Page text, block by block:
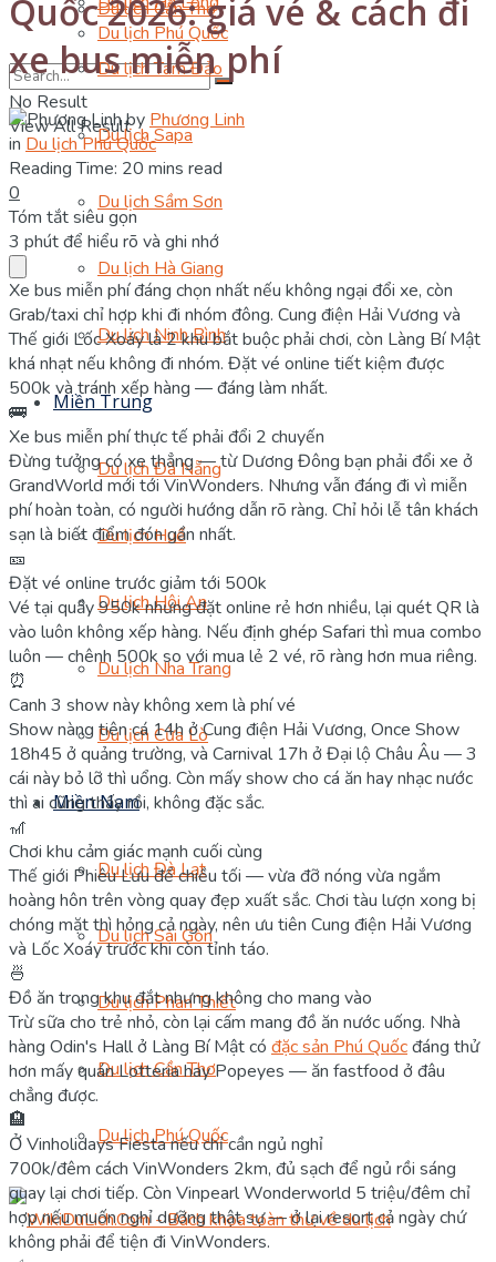
Du lịch Cần Thơ
Du lịch Phú Quốc
No Result
View All Result
Du lịch Tam Đảo
Du lịch Sapa
Du lịch Sầm Sơn
Du lịch Hà Giang
Du lịch Ninh Bình
Miền Trung
Du lịch Đà Nẵng
Du lịch Huế
Du lịch Hội An
Du lịch Nha Trang
Du lịch Cửa Lò
Miền Nam
Du lịch Đà Lạt
Du lịch Sài Gòn
Du lịch Phan Thiết
Du lịch Cần Thơ
Du lịch Phú Quốc
Quốc 2026: giá vé & cách đi
xe bus miễn phí
by Phương Linh
in Du lịch Phú Quốc
Reading Time: 20 mins read
0
Tóm tắt siêu gọn
3 phút để hiểu rõ và ghi nhớ
Xe bus miễn phí đáng chọn nhất nếu không ngại đổi xe, còn
Grab/taxi chỉ hợp khi đi nhóm đông. Cung điện Hải Vương và
Thế giới Lốc Xoáy là 2 khu bắt buộc phải chơi, còn Làng Bí Mật
khá nhạt nếu không đi nhóm. Đặt vé online tiết kiệm được
500k và tránh xếp hàng — đáng làm nhất.
🚌
Xe bus miễn phí thực tế phải đổi 2 chuyến
Đừng tưởng có xe thẳng — từ Dương Đông bạn phải đổi xe ở
GrandWorld mới tới VinWonders. Nhưng vẫn đáng đi vì miễn
phí hoàn toàn, có người hướng dẫn rõ ràng. Chỉ hỏi lễ tân khách
sạn là biết điểm đón gần nhất.
🎫
Đặt vé online trước giảm tới 500k
Vé tại quầy 950k nhưng đặt online rẻ hơn nhiều, lại quét QR là
vào luôn không xếp hàng. Nếu định ghép Safari thì mua combo
luôn — chênh 500k so với mua lẻ 2 vé, rõ ràng hơn mua riêng.
⏰
Canh 3 show này không xem là phí vé
Show nàng tiên cá 14h ở Cung điện Hải Vương, Once Show
18h45 ở quảng trường, và Carnival 17h ở Đại lộ Châu Âu — 3
cái này bỏ lỡ thì uổng. Còn mấy show cho cá ăn hay nhạc nước
thì ai cũng thấy rồi, không đặc sắc.
🎢
Chơi khu cảm giác mạnh cuối cùng
Thế giới Phiêu Lưu để chiều tối — vừa đỡ nóng vừa ngắm
hoàng hôn trên vòng quay đẹp xuất sắc. Chơi tàu lượn xong bị
chóng mặt thì hỏng cả ngày, nên ưu tiên Cung điện Hải Vương
và Lốc Xoáy trước khi còn tỉnh táo.
🍜
Đồ ăn trong khu đắt nhưng không cho mang vào
Trừ sữa cho trẻ nhỏ, còn lại cấm mang đồ ăn nước uống. Nhà
hàng Odin's Hall ở Làng Bí Mật có đặc sản Phú Quốcđáng thử
hơn mấy quán Lotteria hay Popeyes — ăn fastfood ở đâu
chẳng được.
🏨
Ở Vinholidays Fiesta nếu chỉ cần ngủ nghỉ
700k/đêm cách VinWonders 2km, đủ sạch để ngủ rồi sáng
quay lại chơi tiếp. Còn Vinpearl Wonderworld 5 triệu/đêm chỉ
hợp nếu muốn nghỉ dưỡng thật sự — ở lại resort cả ngày chứ
không phải để tiện đi VinWonders.